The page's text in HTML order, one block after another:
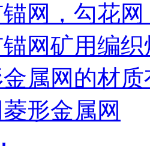
网，勾花
网矿用编
属网的材质
形金属网